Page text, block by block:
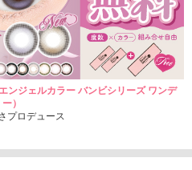
ジェルカラー バンビシリーズ ワンデ
ー）
プロデュース